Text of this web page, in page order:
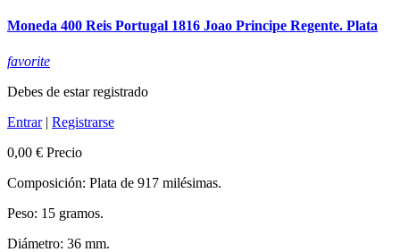
Moneda 400 Reis Portugal 1816 Joao Principe Regente. Plata
favorite
Debes de estar registrado
Entrar| Registrarse
0,00 € Precio
Composición: Plata de 917 milésimas.
Peso: 15 gramos.
Diámetro: 36 mm.